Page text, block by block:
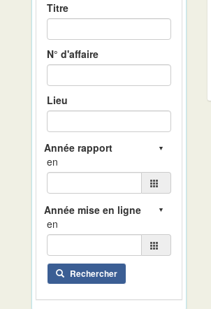
Titre
N° d'affaire
Lieu
en
en
Rechercher